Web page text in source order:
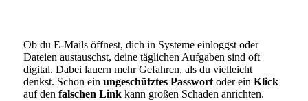
Ob du E-Mails öffnest, dich in Systeme einloggst oder
Dateien austauschst, deine täglichen Aufgaben sind oft
digital. Dabei lauern mehr Gefahren, als du vielleicht
denkst. Schon ein ungeschütztes Passwortoder ein Klick
auf den falschen Linkkann großen Schaden anrichten.